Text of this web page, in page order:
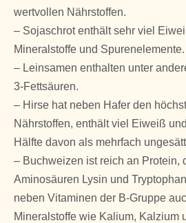
wertvollen Nährstoffen.
– Sojaschrot enthält sehr viel
Mineralstoffe und Spurenelemente.
– Leinsamen enthalten unter
3-Fettsäuren.
– Hirse hat neben Hafer den
Nährstoffen, enthält viel Eiweiß
Hälfte davon als mehrfach
– Buchweizen ist reich an Protein,
Aminosäuren Lysin und
neben Vitaminen der B-Gruppe
Mineralstoffe wie Kalium, Kalzium